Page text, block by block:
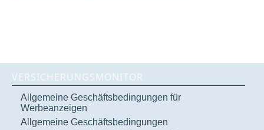
VERSICHERUNGSMONITOR
Allgemeine Geschäftsbedingungen für
Werbeanzeigen
Allgemeine Geschäftsbedingungen